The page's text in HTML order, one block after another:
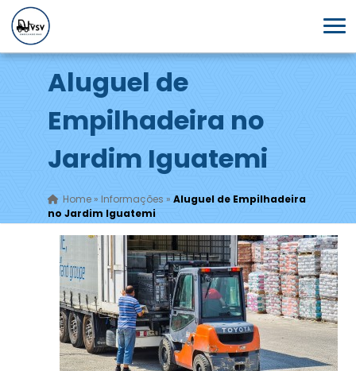
Aluguel de
Empilhadeira no
Jardim Iguatemi
Home» Informações » Aluguel de Empilhadeira
no Jardim Iguatemi